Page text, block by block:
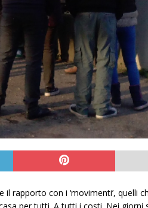
rapporto con i ‘movimenti’, quelli